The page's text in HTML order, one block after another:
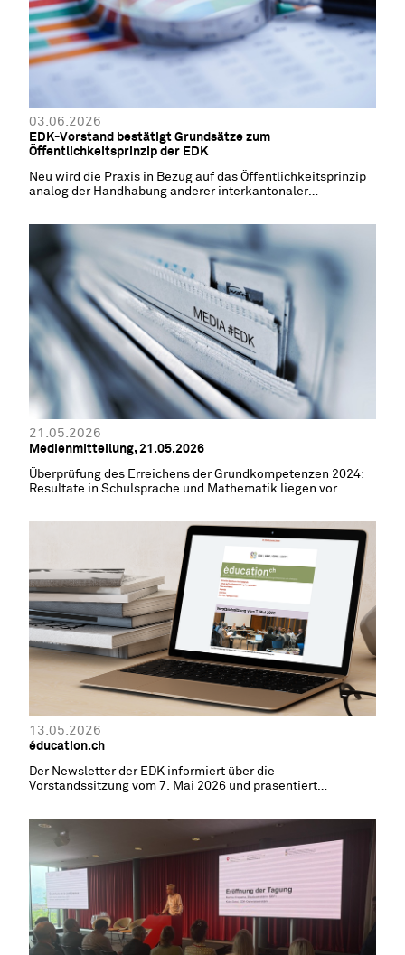
03.06.2026
EDK-Vorstand bestätigt Grundsätze zum
Öffentlichkeitsprinzip der EDK
Neu wird die Praxis in Bezug auf das Öffentlichkeitsprinzip
analog der Handhabung anderer interkantonaler
21.05.2026
Medienmitteilung, 21.05.2026
Überprüfung des Erreichens der Grundkompetenzen 2024:
Resultate in Schulsprache und Mathematik liegen vor
13.05.2026
éducation.ch
Der Newsletter der EDK informiert über die
Vorstandssitzung vom 7. Mai 2026 und präsentiert